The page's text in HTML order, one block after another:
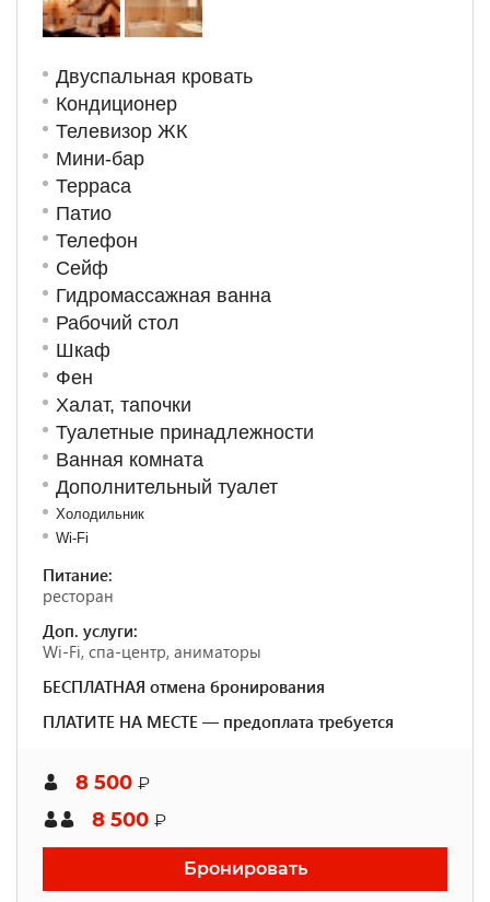
Двуспальная кровать
Кондиционер
Телевизор ЖК
Мини-бар
Терраса
Патио
Телефон
Сейф
Гидромассажная ванна
Рабочий стол
Шкаф
Фен
Халат, тапочки
Туалетные принадлежности
Ванная комната
Дополнительный туалет
Холодильник
Wi-Fi
Питание:
ресторан
Доп. услуги:
Wi-Fi, спа-центр, аниматоры
БЕСПЛАТНАЯ отмена бронирования
ПЛАТИТЕ НА МЕСТЕ — предоплата требуется
8 500 ₽
8 500 ₽
Бронировать